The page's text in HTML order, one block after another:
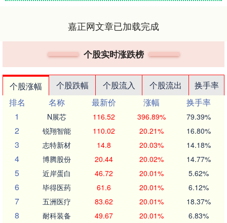
嘉正网文章已加载完成
个股实时涨跌榜
个股涨幅 个股跌幅 个股流入 个股流出
换手率
排名
名称 最新价 涨幅
换手率
1
N展芯 116.52 396.89% 79.39%
2 锐翔智能 110.02 20.21% 16.80%
3 志特新材 14.8 20.03% 14.18%
4 博腾股份 20.44 20.02% 14.77%
5 近岸蛋白 46.72 20.01% 5.62%
6 毕得医药 61.6 20.01% 6.12%
7 五洲医疗 83.62 20.01% 18.37%
8 耐科装备 49.67 20.01% 6.83%